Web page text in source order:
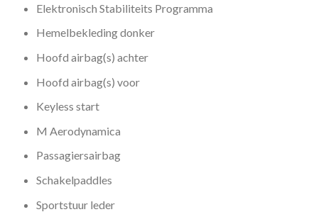
Elektronisch Stabiliteits Programma
Hemelbekleding donker
Hoofd airbag(s) achter
Hoofd airbag(s) voor
Keyless start
M Aerodynamica
Passagiersairbag
Schakelpaddles
Sportstuur leder